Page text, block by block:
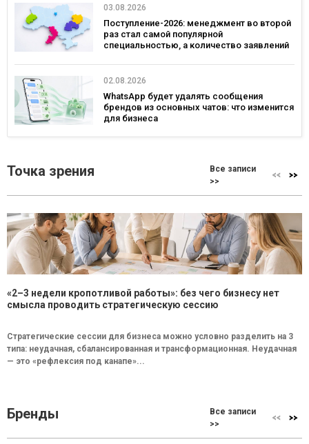
03.08.2026
Поступление-2026: менеджмент во второй
раз стал самой популярной
специальностью, а количество заявлений
02.08.2026
WhatsApp будет удалять сообщения
брендов из основных чатов: что изменится
для бизнеса
Точка зрения
Все записи
>>
«2–3 недели кропотливой работы»: без чего бизнесу нет
смысла проводить стратегическую сессию
Стратегические сессии для бизнеса можно условно разделить на 3
типа: неудачная, сбалансированная и трансформационная. Неудачная
— это «рефлексия под канапе»...
Бренды
Все записи
>>